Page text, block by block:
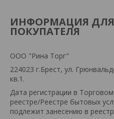
ИНФОРМАЦИЯ ДЛЯ
ПОКУПАТЕЛЯ
ООО "Рина Торг"
224023 г.Брест, ул.
кв.1.
Дата регистрации в Торговом
реестре/Реестре бытовых
подлежит занесению в реестр